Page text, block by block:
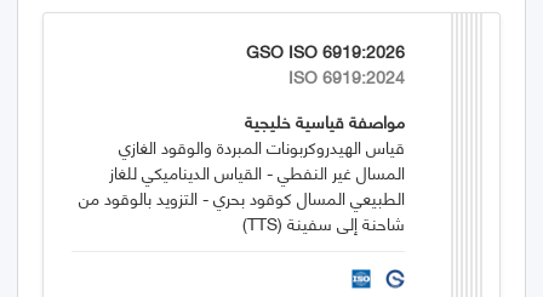
GSO ISO 6919:2026
ISO 6919:2024
مواصفة قياسية خليجية
قياس الهيدروكربونات المبردة والوقود الغازي
المسال غير النفطي - القياس الديناميكي للغاز
الطبيعي المسال كوقود بحري - التزويد بالوقود من
شاحنة إلى سفينة (TTS)